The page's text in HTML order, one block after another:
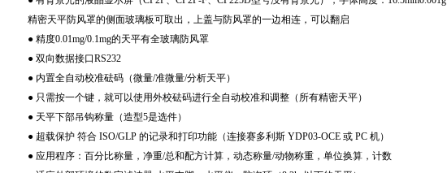
精密天平防风罩的侧面玻璃板可取出，上盖与防风罩的一边相连，可以翻启
● 精度0.01mg/0.1mg的天平有全玻璃防风罩
● 双向数据接口RS232
● 内置全自动校准砝码（微量/准微量/分析天平）
● 只需按一个键，就可以使用外校砝码进行全自动校准和调整（所有精密天平）
● 天平下部吊钩称量（造型5是选件）
● 超载保护 符合 ISO/GLP 的记录和打印功能（连接赛多利斯 YDP03-OCE 或 PC 机）
● 应用程序：百分比称量，净重/总和配方计算，动态称量/动物称重，单位换算，计数